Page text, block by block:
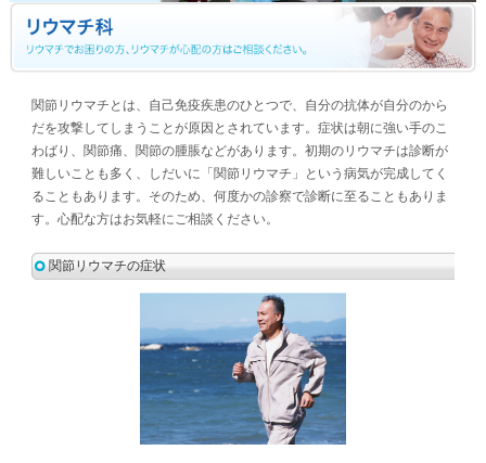
関節リウマチとは、自己免疫疾患のひとつで、自分の抗体が自分のから
だを攻撃してしまうことが原因とされています。症状は朝に強い手のこ
わばり、関節痛、関節の腫脹などがあります。初期のリウマチは診断が
難しいことも多く、しだいに「関節リウマチ」という病気が完成してく
ることもあります。そのため、何度かの診察で診断に至ることもありま
す。心配な方はお気軽にご相談ください。
関節リウマチの症状